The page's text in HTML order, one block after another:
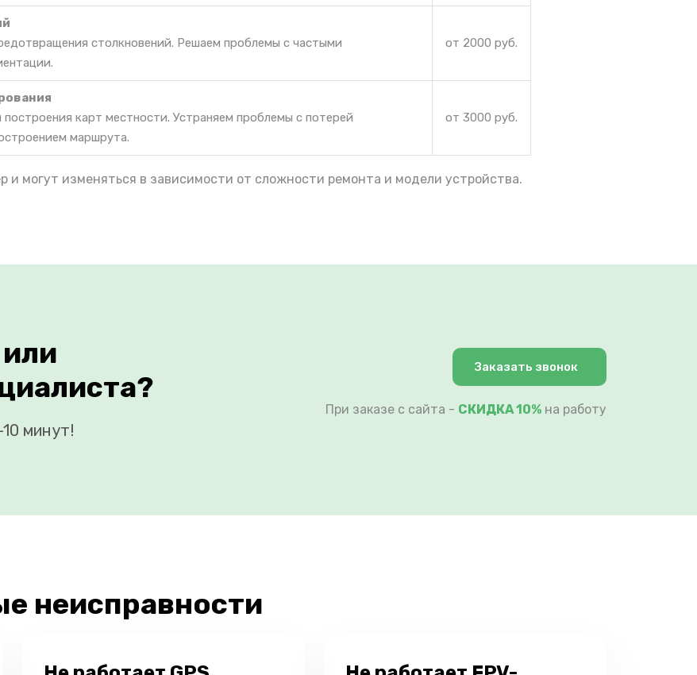
столкновений. Решаем проблемы с частыми
от 2000 руб.
карт местности. Устраняем проблемы с потерей
маршрута.
от 3000 руб.
и могут изменяться в зависимости от сложности ремонта и модели устройства.
минут!
Заказать звонок
При заказе с сайта - СКИДКА 10% на работу
неисправности